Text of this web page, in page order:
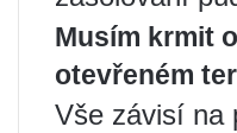
Musím krmit
otevřeném
Vše závisí na